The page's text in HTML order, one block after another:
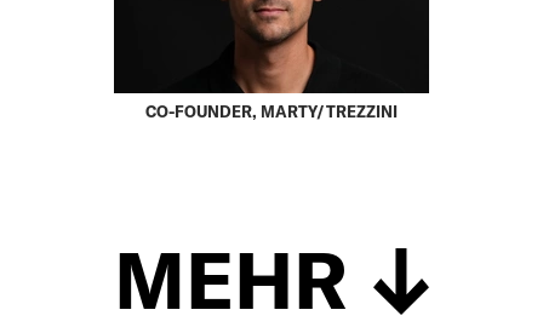
CO-FOUNDER, MARTY/TREZZINI
MEHR